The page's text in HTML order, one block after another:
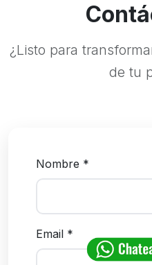
¿Listo para
de tu
Nombre *
Email *